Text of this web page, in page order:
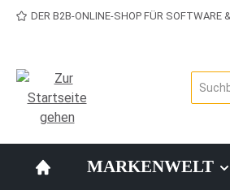
Hauptinhalt springen
Zur Suche springen
Zur Hauptnavigation springen
DER B2B-ONLINE-SHOP FÜR SOFTWARE
MARKENWELT